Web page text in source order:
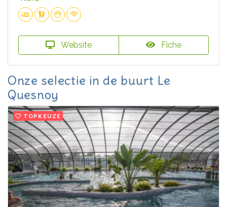
Website Fiche
Onze selectie in de buurt Le
Quesnoy
TOPKEUZE